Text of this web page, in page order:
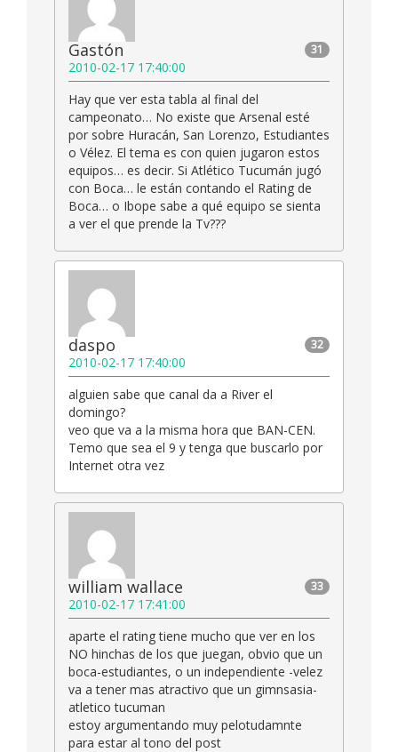
31
Gastón
2010-02-17 17:40:00
Hay que ver esta tabla al final del
campeonato… No existe que Arsenal esté
por sobre Huracán, San Lorenzo, Estudiantes
o Vélez. El tema es con quien jugaron estos
equipos… es decir. Si Atlético Tucumán jugó
con Boca… le están contando el Rating de
Boca… o Ibope sabe a qué equipo se sienta
a ver el que prende la Tv???
32
daspo
2010-02-17 17:40:00
alguien sabe que canal da a River el
domingo?
veo que va a la misma hora que BAN-CEN.
Temo que sea el 9 y tenga que buscarlo por
Internet otra vez
33
william wallace
2010-02-17 17:41:00
aparte el rating tiene mucho que ver en los
NO hinchas de los que juegan, obvio que un
boca-estudiantes, o un independiente -velez
va a tener mas atractivo que un gimnsasia-
atletico tucuman
estoy argumentando muy pelotudamnte
para estar al tono del post